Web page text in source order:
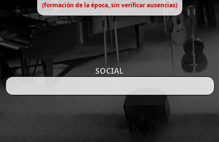
(formación de la época, sin verificar ausencias)
SOCIAL